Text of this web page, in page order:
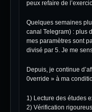
peux refaire de
Quelques semaines
canal Telegram) : plus
mes paramètres sont
divisé par 5. Je me
Depuis, je continue
0verride » à ma
1) Lecture des études
2) Vérification